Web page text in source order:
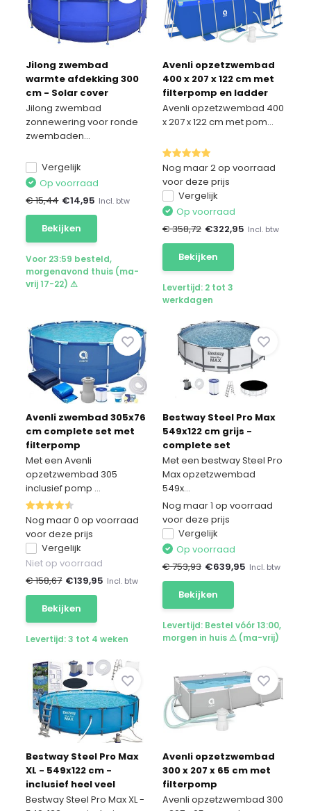
Jilong zwembad
warmte afdekking 300
cm - Solar cover
Jilong zwembad
zonnewering voor ronde
zwembaden...
Vergelijk
Op voorraad
€ 15,44 €14,95 Incl. btw
Bekijken
Voor 23:59 besteld,
morgenavond thuis (ma-
vrij 17-22) ⚠
Avenli opzetzwembad
400 x 207 x 122 cm met
filterpomp en ladder
Avenli opzetzwembad 400
x 207 x 122 cm met pom...
Nog maar 2 op voorraad
voor deze prijs
Vergelijk
Op voorraad
€ 358,72 €322,95 Incl. btw
Bekijken
Levertijd: 2 tot 3
werkdagen
Avenli zwembad 305x76
cm complete set met
filterpomp
Met een Avenli
opzetzwembad 305
inclusief pomp ...
Nog maar 0 op voorraad
voor deze prijs
Vergelijk
Niet op voorraad
€ 158,67 €139,95 Incl. btw
Bekijken
Levertijd: 3 tot 4 weken
Bestway Steel Pro Max
549x122 cm grijs -
complete set
Met een bestway Steel Pro
Max opzetzwembad
549x...
Nog maar 1 op voorraad
voor deze prijs
Vergelijk
Op voorraad
€ 753,93 €639,95 Incl. btw
Bekijken
Levertijd: Bestel vóór 13:00,
morgen in huis ⚠ (ma-vrij)
Bestway Steel Pro Max
XL - 549x122 cm -
inclusief heel veel
accessoires
Bestway Steel Pro Max XL -
Avenli opzetzwembad
300 x 207 x 65 cm met
filterpomp
Avenli opzetzwembad 300